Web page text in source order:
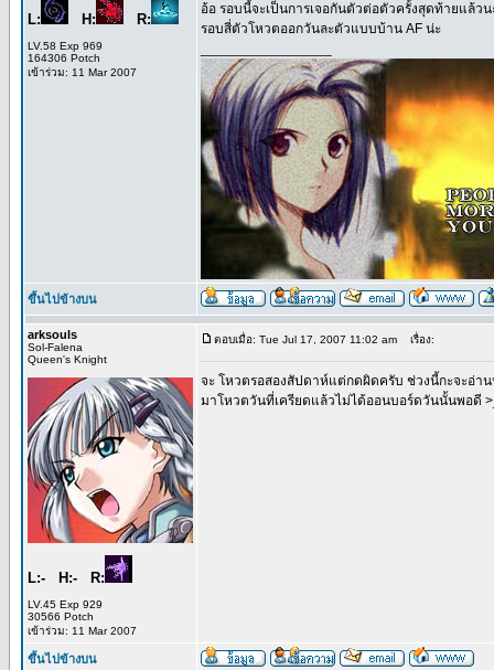
L: H: R:
LV.58 Exp 969
164306 Potch
เข้าร่วม: 11 Mar 2007
อ้อ รอบนี้จะเป็นการเจอกันตัวต่อตัวครั้งสุดท้ายแล้ว
รอบสี่ตัวโหวตออกวันละตัวแบบบ้าน AF น่ะ
ขึ้นไปข้างบน
arksouls
Sol-Falena
Queen's Knight
L:- H:- R:
LV.45 Exp 929
30566 Potch
เข้าร่วม: 11 Mar 2007
ตอบเมื่อ: Tue Jul 17, 2007 11:02 am เรื่อง:
จะ โหวตรอสองสัปดาห์แต่กดผิดครับ ช่วงนี้กะจะอ่า
มาโหวตวันที่เครียดแล้วไม่ได้ออนบอร์ดวันนั้นพอดี
ขึ้นไปข้างบน